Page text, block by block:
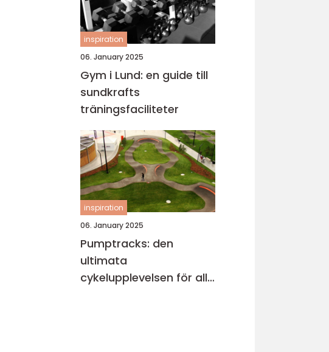
inspiration
06. January 2025
Gym i Lund: en guide till
sundkrafts
träningsfaciliteter
inspiration
06. January 2025
Pumptracks: den
ultimata
cykelupplevelsen för alla